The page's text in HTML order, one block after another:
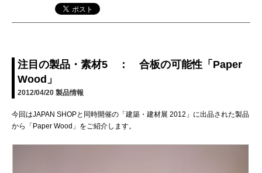
注目の製品・素材5 ： 合板の可能性「Paper
Wood」
2012/04/20 製品情報
今回はJAPAN SHOPと同時開催の「建築・建材展 2012」に出品された製品
から「Paper Wood」をご紹介します。